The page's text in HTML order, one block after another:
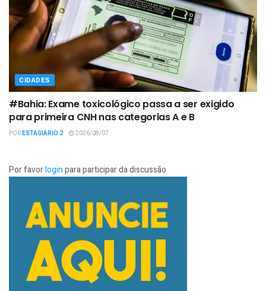
CIDADES
#Bahia: Exame toxicológico passa a ser exigido
para primeira CNH nas categorias A e B
PORESTAGIÁRIO 2 2026/08/07
Por favorloginpara participar da discussão